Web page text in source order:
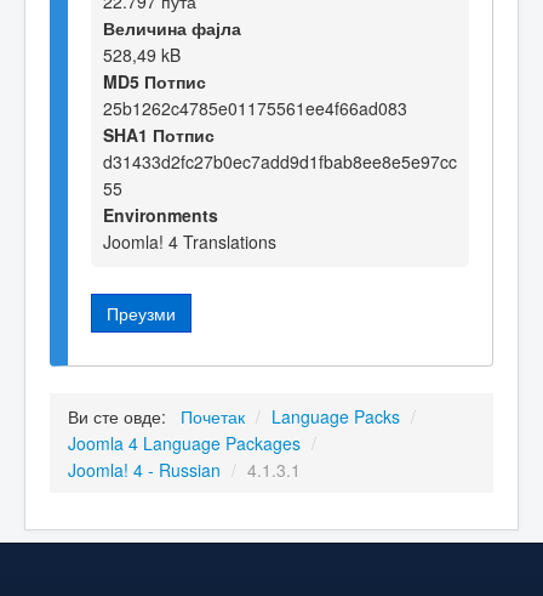
Величина фајла
528,49 kB
MD5 Потпис
25b1262c4785e01175561ee4f66ad083
SHA1 Потпис
d31433d2fc27b0ec7add9d1fbab8ee8e5e97cc
55
Environments
Joomla! 4 Translations
Преузми
Ви сте овде: Почетак / Language Packs /
Joomla 4 Language Packages /
Joomla! 4 - Russian / 4.1.3.1